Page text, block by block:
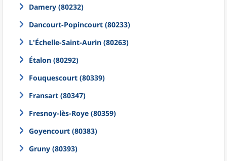
Damery (80232)
Dancourt-Popincourt (80233)
L'Échelle-Saint-Aurin (80263)
Étalon (80292)
Fouquescourt (80339)
Fransart (80347)
Fresnoy-lès-Roye (80359)
Goyencourt (80383)
Gruny (80393)